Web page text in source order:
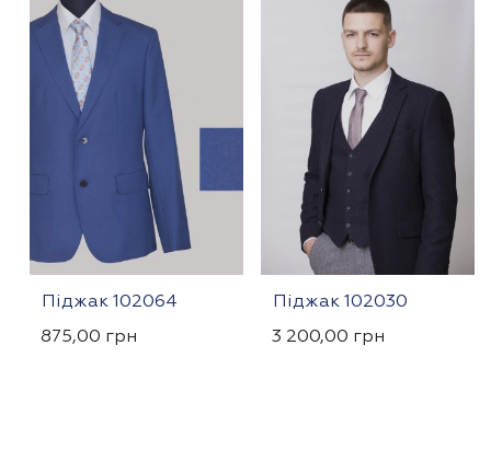
Піджак 102064
875,00 грн
Піджак 102030
3 200,00 грн